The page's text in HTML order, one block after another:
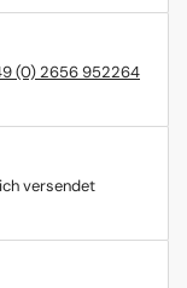
(0) 2656 952264
versendet